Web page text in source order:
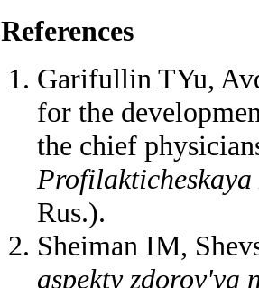
References
Garifullin TYu,
for the
the chief
Rus.).
Sheiman IM,
aspekty zdorov'ya